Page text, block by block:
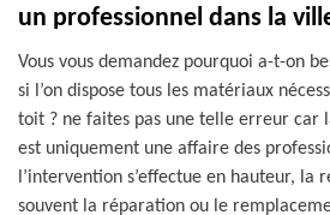
un professionnel dans la
Vous vous demandez pourquoi a-t-on
si l’on dispose tous les matériaux
toit ? ne faites pas une telle erreur car
est uniquement une affaire des
l’intervention s’effectue en hauteur, la
souvent la réparation ou le